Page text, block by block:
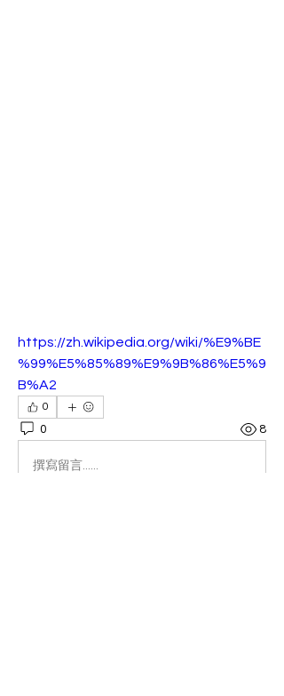
https://zh.wikipedia.org/wiki/%E9%BE
%99%E5%85%89%E9%9B%86%E5%9
B%A2
0
0 8
撰寫留言......